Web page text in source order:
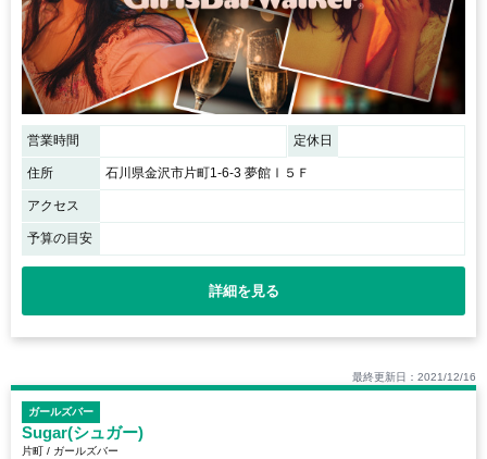
営業時間 定休日
住所 石川県金沢市片町1-6-3 夢館Ⅰ５Ｆ
アクセス
予算の目安
詳細を見る
最終更新日：2021/12/16
ガールズバー
Sugar(シュガー)
片町 / ガールズバー